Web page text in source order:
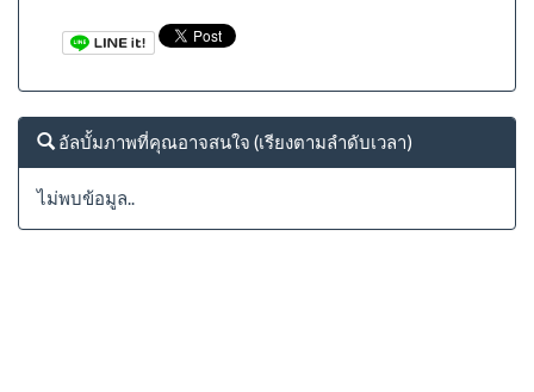
อัลบั้มภาพที่คุณอาจสนใจ (เรียงตามลำดับเวลา)
ไม่พบข้อมูล..